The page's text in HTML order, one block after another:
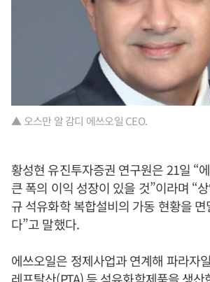
▲ 오스만 알 감디 에쓰오일 CEO.
황성현 유진투자증권 연구원은 21일 “
큰 폭의 이익 성장이 있을 것”이라며 “
규 석유화학 복합설비의 가동 현황을
다”고 말했다.
에쓰오일은 정제사업과 연계해 파라자